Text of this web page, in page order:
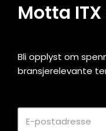
Motta
Bli opplyst om
bransjerelevante